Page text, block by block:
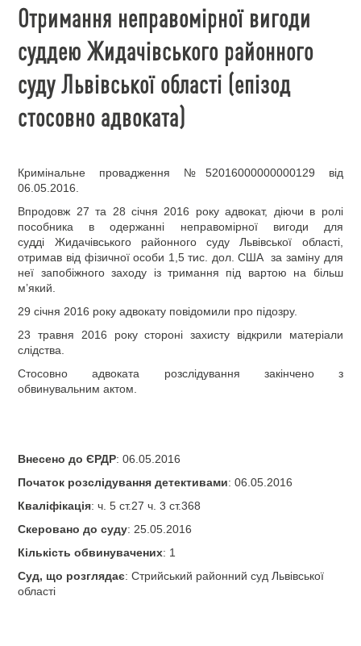
Отримання неправомірної вигоди
суддею Жидачівського районного
суду Львівської області (епізод
стосовно адвоката)
Кримінальне провадження №52016000000000129 від
06.05.2016.
Впродовж 27 та 28 січня 2016 року адвокат, діючи в ролі
пособника в одержанні неправомірної вигоди для
судді Жидачівського районного суду Львівської області,
отримав від фізичної особи 1,5 тис. дол. США за заміну для
неї запобіжного заходу із тримання під вартою на більш
м’який.
29 січня 2016 року адвокату повідомили про підозру.
23 травня 2016 року стороні захисту відкрили матеріали
слідства.
Стосовно адвоката розслідування закінчено з
обвинувальним актом.
Внесено до ЄРДР: 06.05.2016
Початок розслідування детективами: 06.05.2016
Кваліфікація: ч. 5 ст.27 ч. 3 ст.368
Скеровано до суду: 25.05.2016
Кількість обвинувачених: 1
Суд, що розглядає: Стрийський районний суд Львівської
області